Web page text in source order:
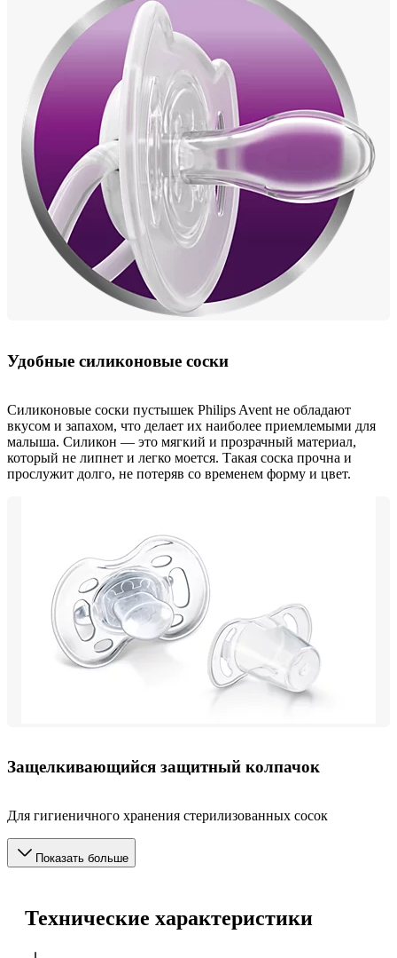
Удобные силиконовые соски
Силиконовые соски пустышек Philips Avent не обладают
вкусом и запахом, что делает их наиболее приемлемыми для
малыша. Силикон — это мягкий и прозрачный материал,
который не липнет и легко моется. Такая соска прочна и
прослужит долго, не потеряв со временем форму и цвет.
Защелкивающийся защитный колпачок
Для гигиеничного хранения стерилизованных сосок
Показать больше
Технические характеристики